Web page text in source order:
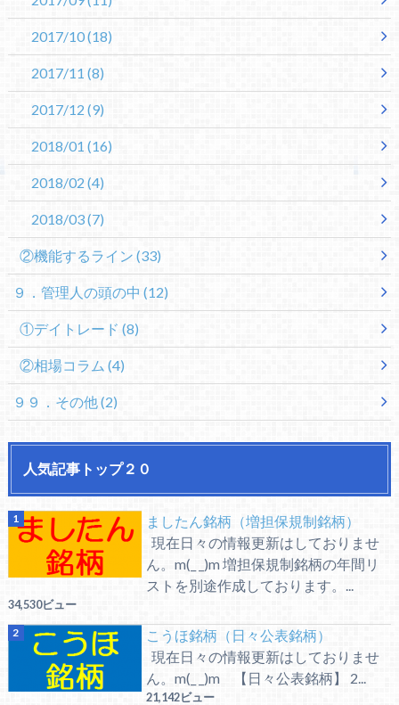
2017/10(18)
2017/11 (8)
2017/12 (9)
2018/01 (16)
2018/02 (4)
2018/03(7)
②機能するライン (33)
９．管理人の頭の中 (12)
①デイトレード (8)
②相場コラム (4)
９９．その他(2)
人気記事トップ２０
ましたん銘柄（増担保規制銘柄）
現在日々の情報更新はしておりませ
ん。m(_ _)m 増担保規制銘柄の年間リ
ストを別途作成しております。...
34,530ビュー
こうほ銘柄（日々公表銘柄）
現在日々の情報更新はしておりませ
ん。m(_ _)m 【日々公表銘柄】 2...
21,142ビュー